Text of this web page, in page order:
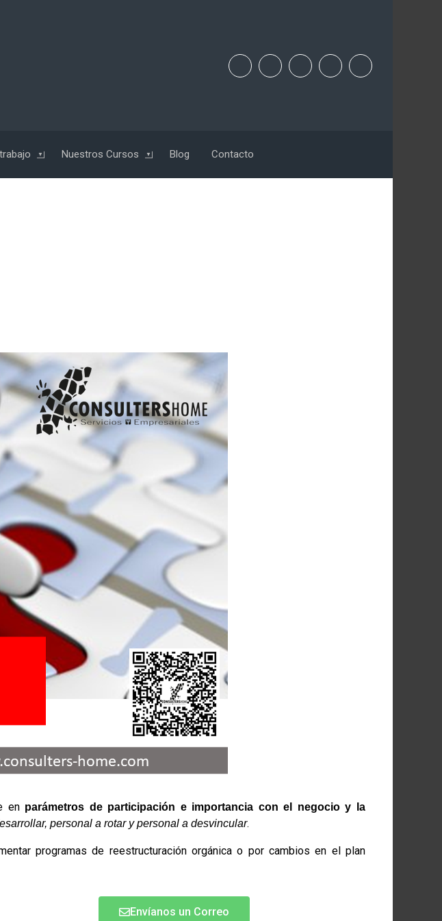
Nuestros Cursos Blog Contacto
en parámetros de participación e importancia con el negocio y la
personal a rotar y personal a desvincular.
programas de reestructuración orgánica o por cambios en el plan
Envíanos un Correo